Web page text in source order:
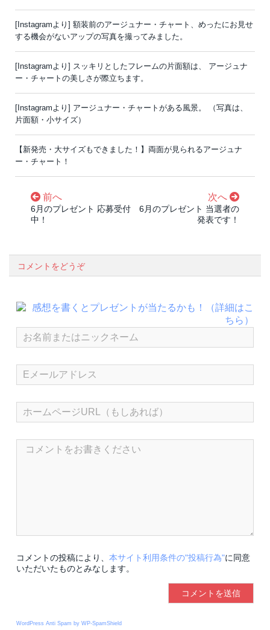
[Instagramより] 額装前のアージュナー・チャート、めったにお見せ
する機会がないアップの写真を撮ってみました。
[Instagramより] スッキリとしたフレームの片面額は、 アージュナ
ー・チャートの美しさが際立ちます。
[Instagramより] アージュナー・チャートがある風景。 （写真は、
片面額・小サイズ）
【新発売・大サイズもできました！】両面が見られるアージュナ
ー・チャート！
前へ
6月のプレゼント 応募受付
中！
次へ
6月のプレゼント 当選者の
発表です！
コメントをどうぞ
コメントの投稿により、 本サイト利用条件の"投稿行為"に同意
いただいたものとみなします。
WordPress Anti Spam by WP-SpamShield